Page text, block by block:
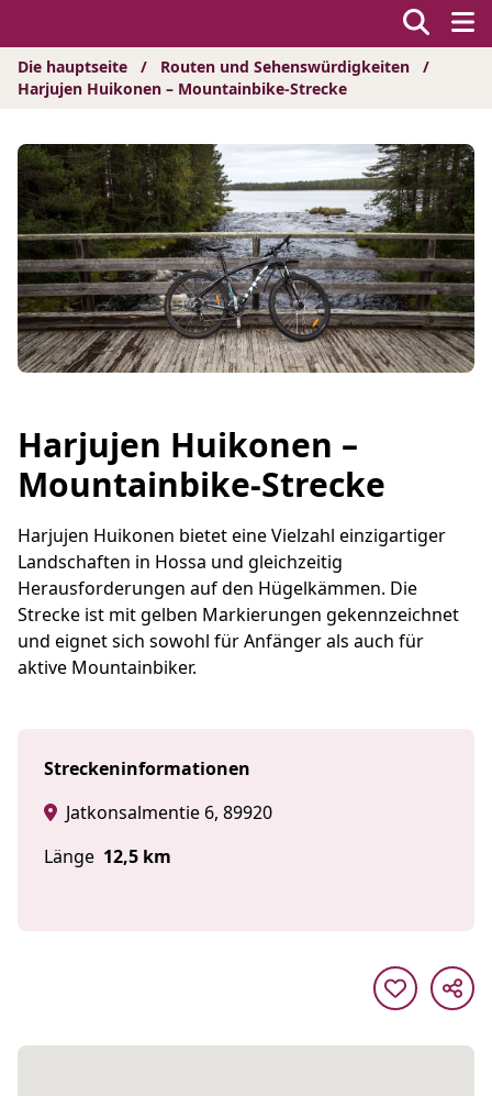
Die hauptseite / Routen und Sehenswürdigkeiten
/
Harjujen Huikonen – Mountainbike-Strecke
Harjujen Huikonen –
Mountainbike-Strecke
Harjujen Huikonen bietet eine Vielzahl einzigartiger
Landschaften in Hossa und gleichzeitig
Herausforderungen auf den Hügelkämmen. Die
Strecke ist mit gelben Markierungen gekennzeichnet
und eignet sich sowohl für Anfänger als auch für
aktive Mountainbiker.
Streckeninformationen
Jatkonsalmentie 6, 89920
Länge 12,5 km